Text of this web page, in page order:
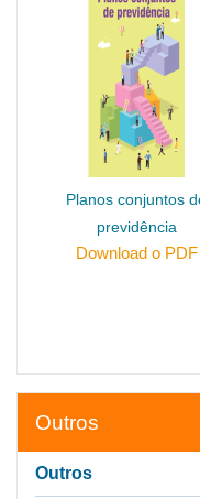
Planos conjuntos
previdência
Download o PDF
Outros
Outros